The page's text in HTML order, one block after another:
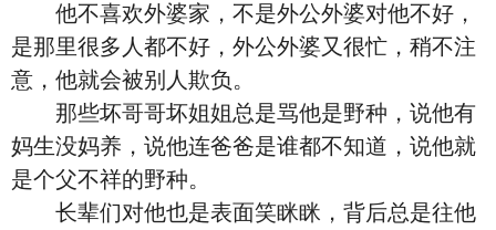
他不喜欢外婆家，不是外公外婆对他不好，
是那里很多人都不好，外公外婆又很忙，稍不注
意，他就会被别人欺负。
那些坏哥哥坏姐姐总是骂他是野种，说他有
妈生没妈养，说他连爸爸是谁都不知道，说他就
是个父不祥的野种。
长辈们对他也是表面笑眯眯，背后总是往他